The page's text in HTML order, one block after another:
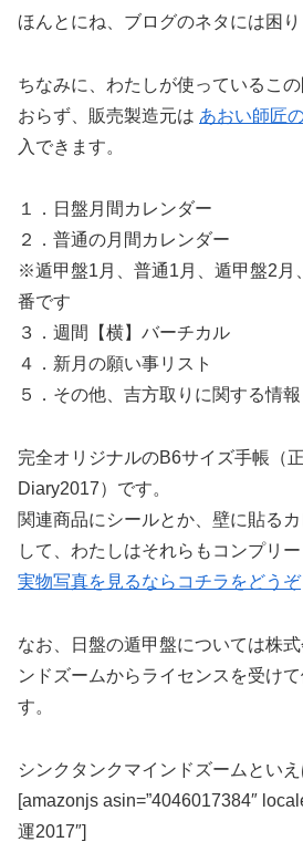
ほんとにね、ブログのネタには困り
ちなみに、わたしが使っているこ
おらず、販売製造元は あおい師匠
入できます。
１．日盤月間カレンダー
２．普通の月間カレンダー
※遁甲盤1月、普通1月、遁甲盤2月
番です
３．週間【横】バーチカル
４．新月の願い事リスト
５．その他、吉方取りに関する情報
完全オリジナルのB6サイズ手帳（
Diary2017）です。
関連商品にシールとか、壁に貼る
して、わたしはそれらもコンプリー
実物写真を見るならコチラをどうぞ
なお、日盤の遁甲盤については株
ンドズームからライセンスを受け
す。
シンクタンクマインドズームとい
[amazonjs asin=”4046017384″
運2017″]